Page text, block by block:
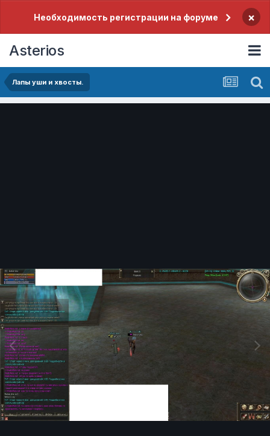
Необходимость регистрации на форуме ×
Asterios
Лапы уши и хвосты.